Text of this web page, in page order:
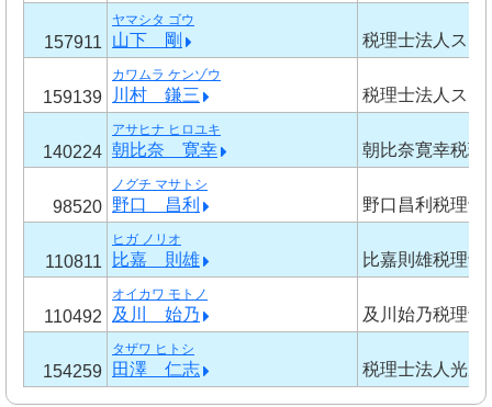
157911
ヤマシタ ゴウ
山下 剛 税理士法人ス
159139
カワムラ ケンゾウ
川村 鎌三 税理士法人ス
140224
アサヒナ ヒロユキ
朝比奈 寛幸 朝比奈寛幸税理
98520
ノグチ マサトシ
野口 昌利 野口昌利税理士
110811
ヒガ ノリオ
比嘉 則雄 比嘉則雄税理士
110492
オイカワ モトノ
及川 始乃 及川始乃税理士
154259
タザワ ヒトシ
田澤 仁志 税理士法人光